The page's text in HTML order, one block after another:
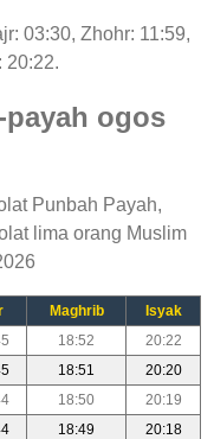
03:30, Zhohr: 11:59,
20:22.
ogos
Punbah Payah,
lima orang Muslim
Maghrib
Isyak
18:52
20:22
18:51
20:20
18:50
20:19
18:49
20:18